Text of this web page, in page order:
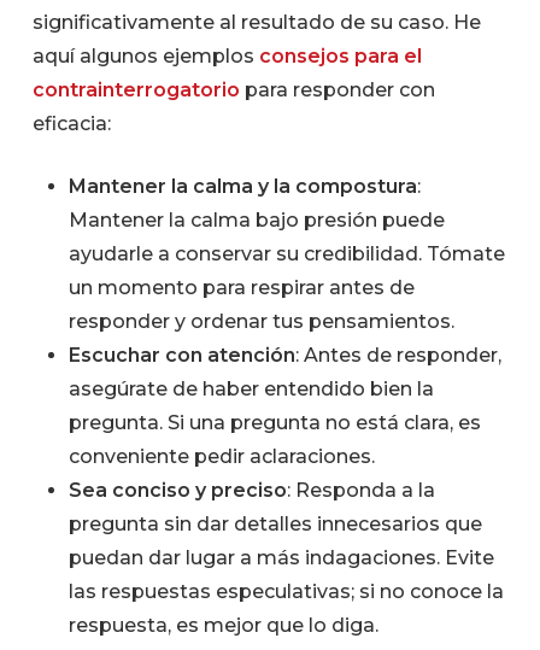
significativamente al resultado de su caso. He
aquí algunos ejemplos consejos para el
contrainterrogatorio para responder con
eficacia:
Mantener la calma y la compostura:
Mantener la calma bajo presión puede
ayudarle a conservar su credibilidad. Tómate
un momento para respirar antes de
responder y ordenar tus pensamientos.
Escuchar con atención: Antes de responder,
asegúrate de haber entendido bien la
pregunta. Si una pregunta no está clara, es
conveniente pedir aclaraciones.
Sea conciso y preciso: Responda a la
pregunta sin dar detalles innecesarios que
puedan dar lugar a más indagaciones. Evite
las respuestas especulativas; si no conoce la
respuesta, es mejor que lo diga.